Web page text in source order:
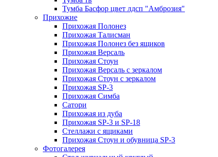
Тумба Басфор цвет лдсп "Амброзия"
Прихожие
Прихожая Полонез
Прихожая Талисман
Прихожая Полонез без ящиков
Прихожая Версаль
Прихожая Стоун
Прихожая Версаль с зеркалом
Прихожая Стоун с зеркалом
Прихожая SP-3
Прихожая Симба
Сатори
Прихожая из дуба
Прихожая SP-3 и SP-18
Стеллажи с ящиками
Прихожая Стоун и обувница SP-3
Фотогалерея